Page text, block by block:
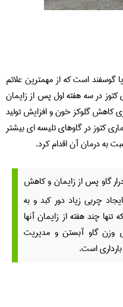
گوسفند است که از مهمترین علائم
در سه هفته اول پس از زایمان
کاهش گلوکز خون و افزایش تولید
کتوز در گاوهای تلیسه ای بیشتر
به درمان آن اقدام کرد.
گاو پس از زایمان و کاهش
چربی زیاد دور کبد و به
چند هفته از زایمان آنها
وزن گاو آبستن و مدیریت
است.